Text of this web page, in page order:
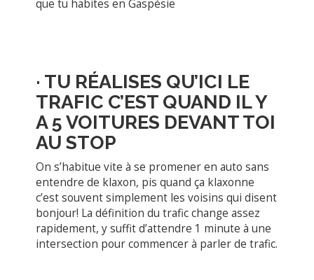
que tu habites en Gaspésie
· TU RÉALISES QU’ICI LE
TRAFIC C’EST QUAND IL Y
A 5 VOITURES DEVANT TOI
AU STOP
On s’habitue vite à se promener en auto sans
entendre de klaxon, pis quand ça klaxonne
c’est souvent simplement les voisins qui disent
bonjour! La définition du trafic change assez
rapidement, y suffit d’attendre 1 minute à une
intersection pour commencer à parler de trafic.